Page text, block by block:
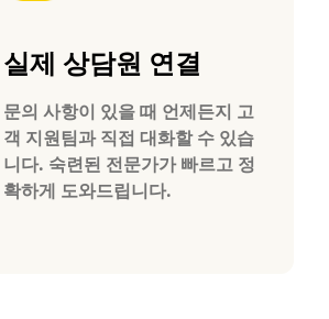
실제 상담원 연결
문의 사항이 있을 때 언제든지 고
객 지원팀과 직접 대화할 수 있습
니다. 숙련된 전문가가 빠르고 정
확하게 도와드립니다.